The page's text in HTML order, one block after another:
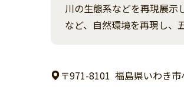
川の生態系などを再現展示
など、自然環境を再現し、
〒971-8101 福島県いわき